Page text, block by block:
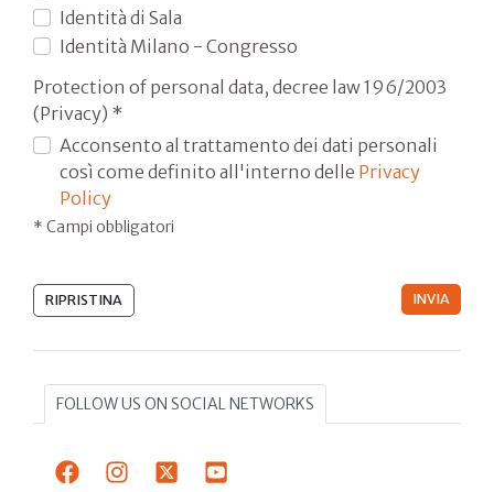
Identità di Sala
Identità Milano - Congresso
Protection of personal data, decree law 196/2003
(Privacy) *
Acconsento al trattamento dei dati personali
così come definito all'interno delle Privacy
Policy
* Campi obbligatori
FOLLOW US ON SOCIAL NETWORKS